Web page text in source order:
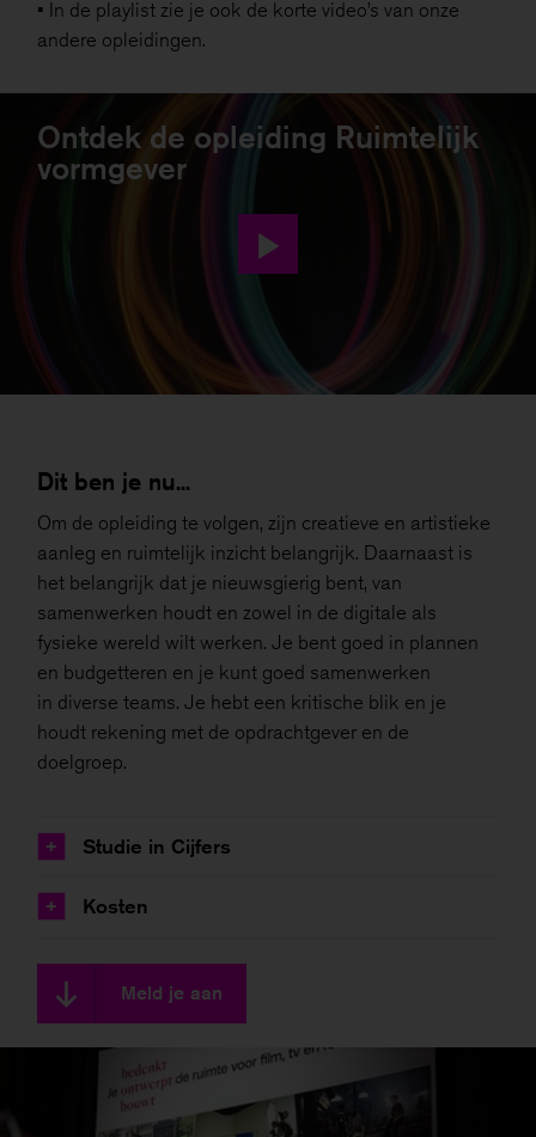
• In de playlist zie je ook de korte video’s van onze
andere opleidingen.
Ontdek de opleiding Ruimtelijk
vormgever
Dit ben je nu...
Om de opleiding te volgen, zijn creatieve en artistieke
aanleg en ruimtelijk inzicht belangrijk. Daarnaast is
het belangrijk dat je nieuwsgierig bent, van
samenwerken houdt en zowel in de digitale als
fysieke wereld wilt werken. Je bent goed in plannen
en budgetteren en je kunt goed samenwerken
in diverse teams. Je hebt een kritische blik en je
houdt rekening met de opdrachtgever en de
doelgroep.
+ Studie in Cijfers
+ Kosten
Meld je aan